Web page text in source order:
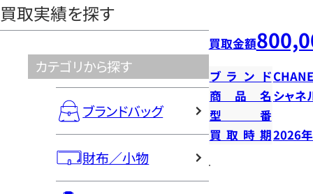
買取実績を探す
カテゴリから探す
ブランドバッグ
財布／小物
買取金額
ブランド
商品名 シャネ
型番
買取時期2026